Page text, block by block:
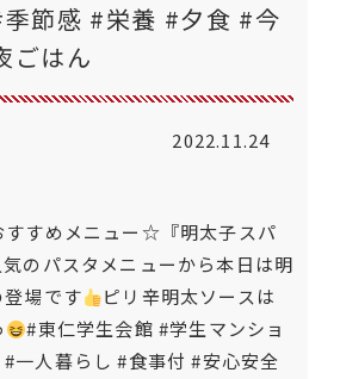
節感 #栄養 #夕食 #今
ごはん
2022.11.24
すめメニュー☆『明太子スパ
のパスタメニューから本日は明
場です
ピリ辛明太ソースは
#東仁学生会館 #学生マンショ
#一人暮らし #食事付 #安心安全